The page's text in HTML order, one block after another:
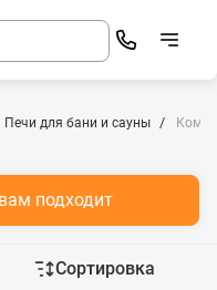
Печи для бани и сауны
подходит
Сортировка